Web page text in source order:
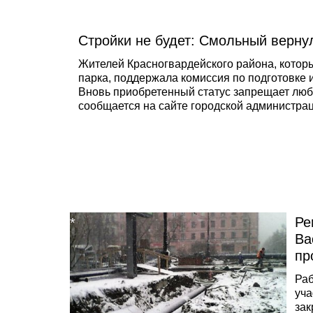
Стройки не будет: Смольный
Жителей Красногвардейского района,
парка, поддержала комиссия по
Вновь приобретенный статус запрещает
сообщается на сайте городской